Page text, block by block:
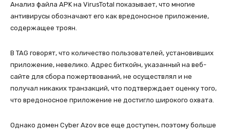
Анализ файла APK на VirusTotal показывает, что многие
антивирусы обозначают его как вредоносное приложение,
содержащее троян.
В TAG говорят, что количество пользователей, установивших
приложение, невелико. Адрес биткойн, указанный на веб-
сайте для сбора пожертвований, не осуществлял и не
получал никаких транзакций, что подтверждает оценку того,
что вредоносное приложение не достигло широкого охвата.
Однако домен Cyber Azov все еще доступен, поэтому больше